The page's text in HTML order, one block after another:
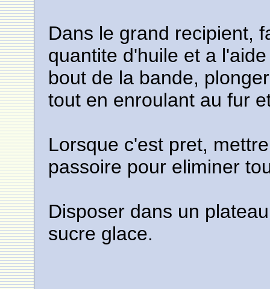
Dans le grand recipient,
quantite d'huile et a
bout de la bande,
tout en enroulant au fur
Lorsque c'est pret,
passoire pour eliminer
Disposer dans un
sucre glace.